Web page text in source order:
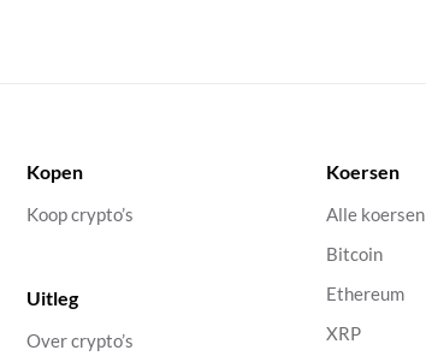
Kopen
Koop crypto’s
Uitleg
Over crypto’s
Koersen
Alle koersen
Bitcoin
Ethereum
XRP